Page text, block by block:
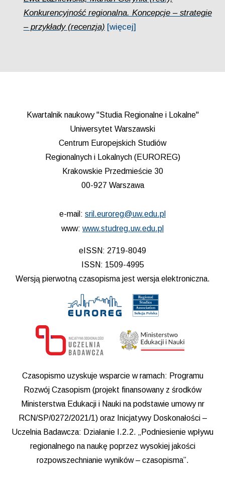
Konkurencyjność regionalna. Koncepcje – strategie
– przykłady (recenzja) [więcej]
Kwartalnik naukowy "Studia Regionalne i Lokalne"
Uniwersytet Warszawski
Centrum Europejskich Studiów
Regionalnych i Lokalnych (EUROREG)
Krakowskie Przedmieście 30
00-927 Warszawa
e-mail: sril.euroreg@uw.edu.pl
www: www.studreg.uw.edu.pl
eISSN: 2719-8049
ISSN: 1509-4995
Wersją pierwotną czasopisma jest wersja elektroniczna.
Czasopismo uzyskuje wsparcie w ramach: Programu
Rozwój Czasopism (projekt finansowany z środków
Ministerstwa Edukacji i Nauki na podstawie umowy nr
RCN/SP/0272/2021/1) oraz Inicjatywy Doskonałości –
Uczelnia Badawcza: Działanie I.2.2. „Podniesienie wpływu
regionalnego na naukę poprzez wysokiej jakości
rozpowszechnianie wyników – czasopisma”.